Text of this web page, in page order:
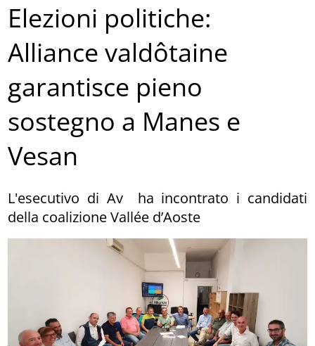
Elezioni politiche:
Alliance valdôtaine
garantisce pieno
sostegno a Manes e
Vesan
L'esecutivo di Av ha incontrato i candidati
della coalizione Vallée d’Aoste